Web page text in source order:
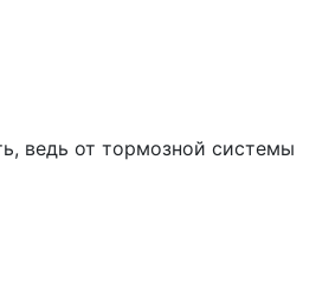
ведь от тормозной системы